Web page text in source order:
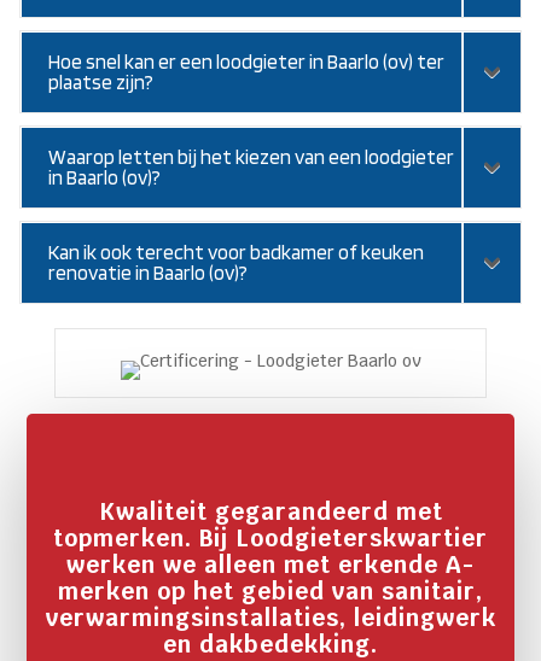
Hoe snel kan er een loodgieter in Baarlo (ov) ter
plaatse zijn?
Waarop letten bij het kiezen van een loodgieter
in Baarlo (ov)?
Kan ik ook terecht voor badkamer of keuken
renovatie in Baarlo (ov)?
Kwaliteit gegarandeerd met
topmerken. Bij Loodgieterskwartier
werken we alleen met erkende A-
merken op het gebied van sanitair,
verwarmingsinstallaties, leidingwerk
en dakbedekking.